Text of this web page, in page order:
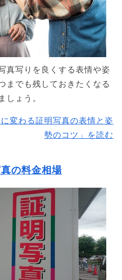
真写りを良くする表情や姿
までも残しておきたくなる
しょう。
変わる証明写真の表情と姿
勢のコツ」を読む
の料金相場